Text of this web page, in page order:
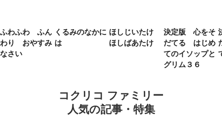
ふわふわ ふん
わり おやすみ
なさい
くるみのなかに
は
ほしじいたけ
ほしばあたけ
決定版 心をそ
だてる はじめ
てのイソップと
グリム３６
コクリコ ファミリー
人気の記事・特集